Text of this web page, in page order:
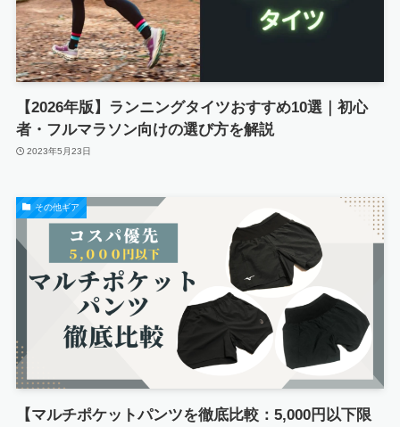
【2026年版】ランニングタイツおすすめ10選｜初心
者・フルマラソン向けの選び方を解説
2023年5月23日
その他ギア
【マルチポケットパンツを徹底比較：5,000円以下限